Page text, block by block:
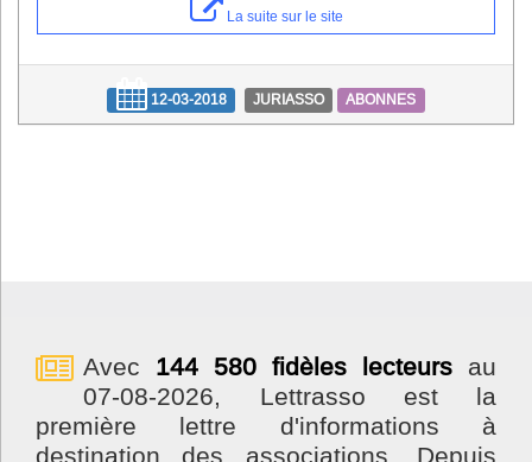
La suite sur le site
12-03-2018 JURIASSO ABONNES
Avec 144 580 fidèles lecteurs au
07-08-2026, Lettrasso est la
première lettre d'informations à
destination des associations. Depuis